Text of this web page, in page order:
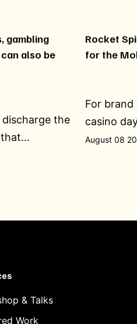
gambling
also be
discharge the
that…
Rocket
for the
For brand
casino
August 08
& Talks
Work